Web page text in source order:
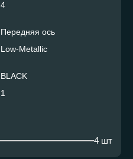
4
Передняя ось
Low-Metallic
BLACK
1
4 шт